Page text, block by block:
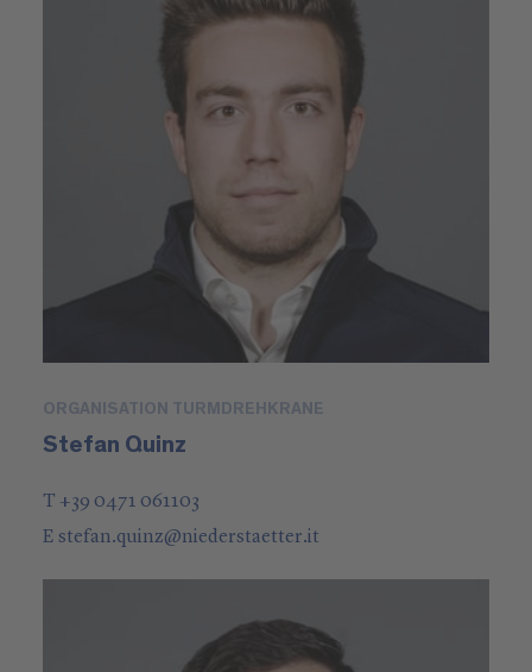
ORGANISATION TURMDREHKRANE
Stefan Quinz
T +39 0471 061103
Estefan.quinz@niederstaetter.it